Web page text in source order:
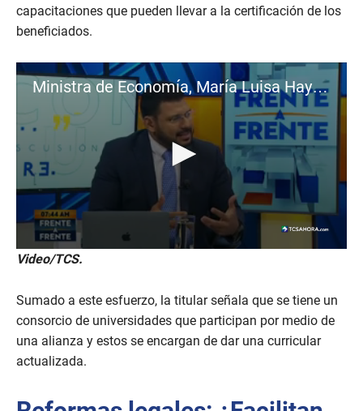
e
c
o
d
s
capacitaciones que pueden llevar a la certificación de los
beneficiados.
Ministra de Economía, María Luisa Hayem
0
s
c
o
n
s
o
f
Video/TCS.
Sumado a este esfuerzo, la titular señala que se tiene un
consorcio de universidades que participan por medio de
una alianza y estos se encargan de dar una curricular
actualizada.